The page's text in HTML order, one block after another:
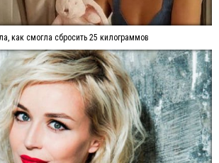
как смогла сбросить 25 килограммов